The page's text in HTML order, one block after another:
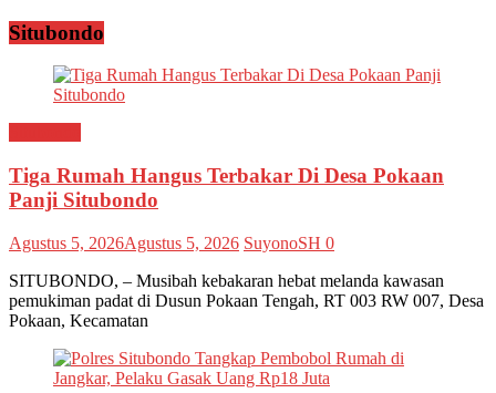
Situbondo
Tiga Rumah Hangus Terbakar Di Desa Pokaan
Panji Situbondo
Agustus 5, 2026Agustus 5, 2026 SuyonoSH 0
SITUBONDO, – Musibah kebakaran hebat melanda kawasan
pemukiman padat di Dusun Pokaan Tengah, RT 003 RW 007, Desa
Pokaan, Kecamatan